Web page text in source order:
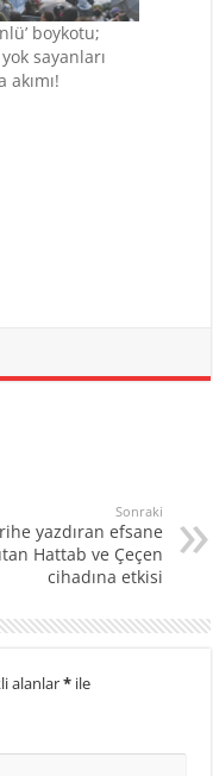
boykotu;
yok sayanları
akımı!
Sonraki
yazdıran efsane
Hattab ve Çeçen
cihadına etkisi
alanlar* ile